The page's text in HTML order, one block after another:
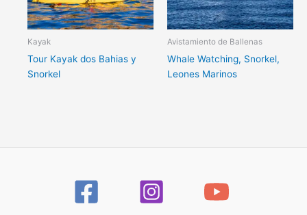
Kayak
Tour Kayak dos Bahias y
Snorkel
Avistamiento de Ballenas
Whale Watching, Snorkel,
Leones Marinos